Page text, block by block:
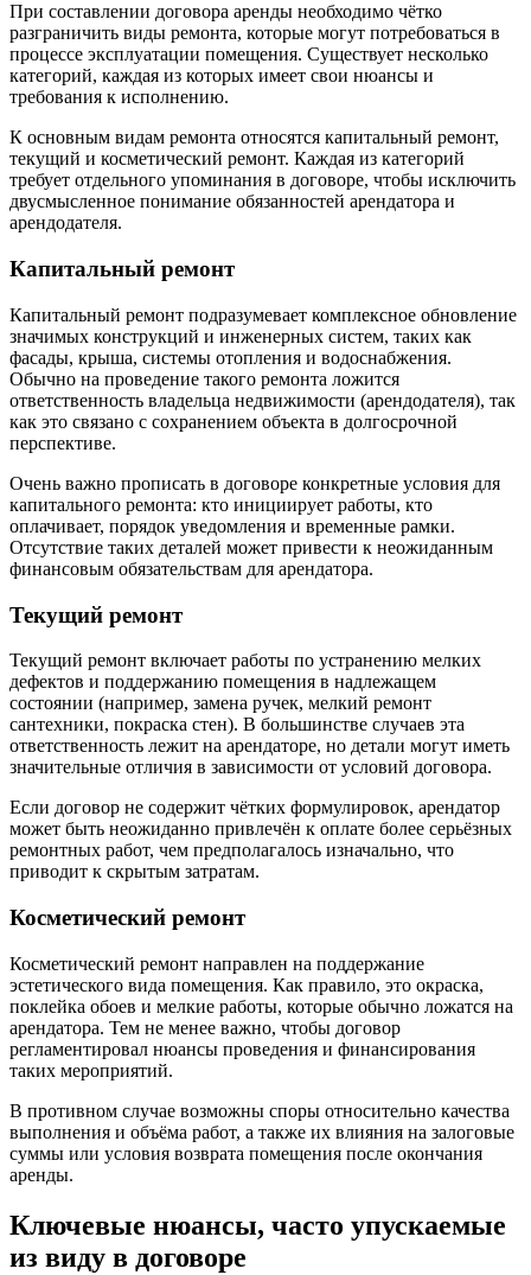
При составлении договора аренды необходимо чётко
разграничить виды ремонта, которые могут потребоваться в
процессе эксплуатации помещения. Существует несколько
категорий, каждая из которых имеет свои нюансы и
требования к исполнению.
К основным видам ремонта относятся капитальный ремонт,
текущий и косметический ремонт. Каждая из категорий
требует отдельного упоминания в договоре, чтобы исключить
двусмысленное понимание обязанностей арендатора и
арендодателя.
Капитальный ремонт
Капитальный ремонт подразумевает комплексное обновление
значимых конструкций и инженерных систем, таких как
фасады, крыша, системы отопления и водоснабжения.
Обычно на проведение такого ремонта ложится
ответственность владельца недвижимости (арендодателя), так
как это связано с сохранением объекта в долгосрочной
перспективе.
Очень важно прописать в договоре конкретные условия для
капитального ремонта: кто инициирует работы, кто
оплачивает, порядок уведомления и временные рамки.
Отсутствие таких деталей может привести к неожиданным
финансовым обязательствам для арендатора.
Текущий ремонт
Текущий ремонт включает работы по устранению мелких
дефектов и поддержанию помещения в надлежащем
состоянии (например, замена ручек, мелкий ремонт
сантехники, покраска стен). В большинстве случаев эта
ответственность лежит на арендаторе, но детали могут иметь
значительные отличия в зависимости от условий договора.
Если договор не содержит чётких формулировок, арендатор
может быть неожиданно привлечён к оплате более серьёзных
ремонтных работ, чем предполагалось изначально, что
приводит к скрытым затратам.
Косметический ремонт
Косметический ремонт направлен на поддержание
эстетического вида помещения. Как правило, это окраска,
поклейка обоев и мелкие работы, которые обычно ложатся на
арендатора. Тем не менее важно, чтобы договор
регламентировал нюансы проведения и финансирования
таких мероприятий.
В противном случае возможны споры относительно качества
выполнения и объёма работ, а также их влияния на залоговые
суммы или условия возврата помещения после окончания
аренды.
Ключевые нюансы, часто упускаемые
из виду в договоре